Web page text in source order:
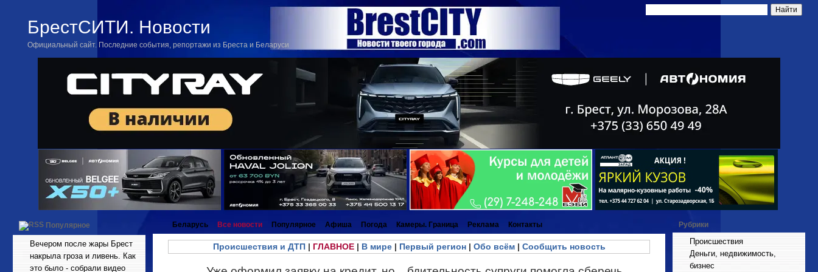
БрестСИТИ. Новости
Официальный сайт. Последние события, репортажи из Бреста и Беларуси
Популярное
Вечером после жары Брест
накрыла гроза и ливень. Как
это было - собрали видео
Беларусь Все новости Популярное Афиша Погода Камеры. Граница Реклама Контакты
Происшествия и ДТП| ГЛАВНОЕ| В мире| Первый регион| Обо всём| Сообщить новость
Рубрики
Происшествия
Деньги, недвижимость,
бизнес